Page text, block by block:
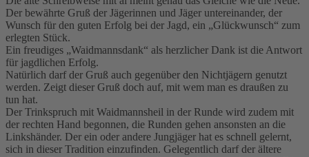
Der bewährte Gruß der Jägerinnen und Jäger untereinander, der
Wunsch für den guten Erfolg bei der Jagd, ein „Glückwunsch“ zum
erlegten Stück.
Ein freudiges „Waidmannsdank“ als herzlicher Dank ist die Antwort
für jagdlichen Erfolg.
Natürlich darf der Gruß auch gegenüber den Nichtjägern genutzt
werden. Zeigt dieser Gruß doch auf, mit wem man es draußen zu
tun hat.
Der Trinkspruch mit Waidmannsheil in der Runde wird zudem mit
der rechten Hand begonnen, die Runden gehen ansonsten an die
Linkshänder. Der ein oder andere Jungjäger hat es schnell gelernt,
sich in dieser Tradition einzufinden. Gelegentlich darf der ältere